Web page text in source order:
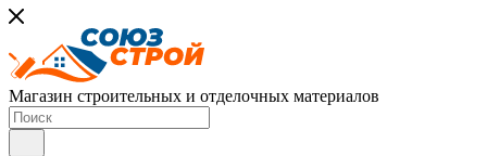
Магазин строительных и отделочных материалов